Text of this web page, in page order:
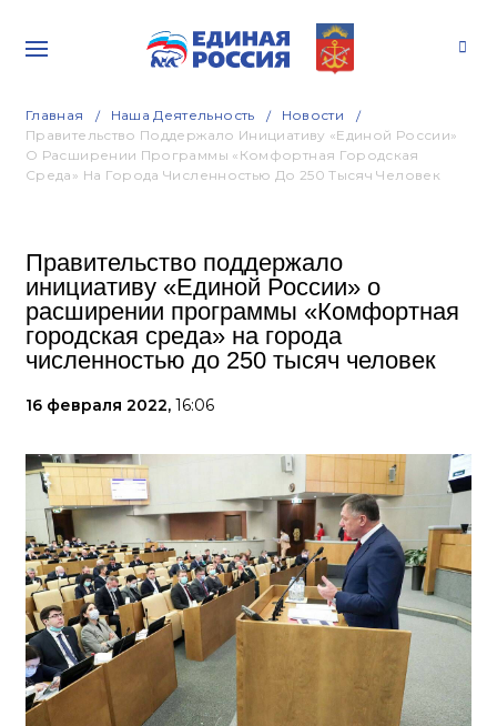
Главная Наша Деятельность
Новости
Правительство Поддержало Инициативу «Единой России»
О Расширении Программы «Комфортная Городская
Среда» На Города Численностью До 250 Тысяч Человек
Правительство поддержало
инициативу «Единой России» о
расширении программы «Комфортная
городская среда» на города
численностью до 250 тысяч человек
16 февраля 2022, 16:06